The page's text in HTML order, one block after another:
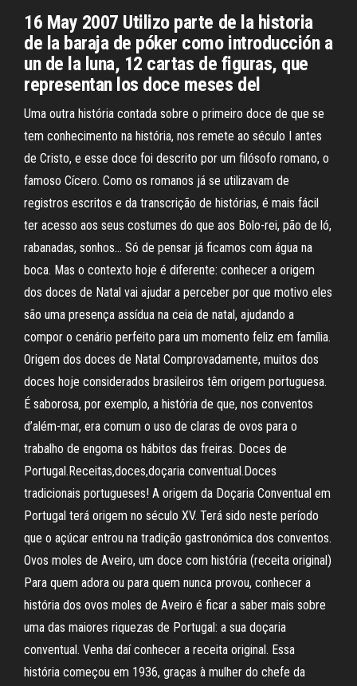
16 May 2007 Utilizo parte de la historia
de la baraja de póker como introducción a
un de la luna, 12 cartas de figuras, que
representan los doce meses del
Uma outra história contada sobre o primeiro doce de que se
tem conhecimento na história, nos remete ao século I antes
de Cristo, e esse doce foi descrito por um filósofo romano, o
famoso Cícero. Como os romanos já se utilizavam de
registros escritos e da transcrição de histórias, é mais fácil
ter acesso aos seus costumes do que aos Bolo-rei, pão de ló,
rabanadas, sonhos… Só de pensar já ficamos com água na
boca. Mas o contexto hoje é diferente: conhecer a origem
dos doces de Natal vai ajudar a perceber por que motivo eles
são uma presença assídua na ceia de natal, ajudando a
compor o cenário perfeito para um momento feliz em família.
Origem dos doces de Natal Comprovadamente, muitos dos
doces hoje considerados brasileiros têm origem portuguesa.
É saborosa, por exemplo, a história de que, nos conventos
d’além-mar, era comum o uso de claras de ovos para o
trabalho de engoma os hábitos das freiras. Doces de
Portugal.Receitas,doces,doçaria conventual.Doces
tradicionais portugueses! A origem da Doçaria Conventual em
Portugal terá origem no século XV. Terá sido neste período
que o açúcar entrou na tradição gastronómica dos conventos.
Ovos moles de Aveiro, um doce com história (receita original)
Para quem adora ou para quem nunca provou, conhecer a
história dos ovos moles de Aveiro é ficar a saber mais sobre
uma das maiores riquezas de Portugal: a sua doçaria
conventual. Venha daí conhecer a receita original. Essa
história começou em 1936, graças à mulher do chefe da